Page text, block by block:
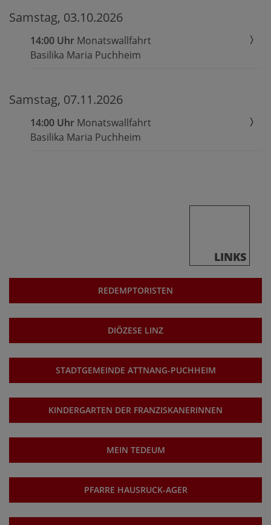
Samstag, 03.10.2026
14:00 Uhr Monatswallfahrt
Basilika Maria Puchheim
Samstag, 07.11.2026
14:00 Uhr Monatswallfahrt
Basilika Maria Puchheim
LINKS
REDEMPTORISTEN
DIÖZESE LINZ
STADTGEMEINDE ATTNANG-PUCHHEIM
KINDERGARTEN DER FRANZISKANERINNEN
MEIN TEDEUM
PFARRE HAUSRUCK-AGER